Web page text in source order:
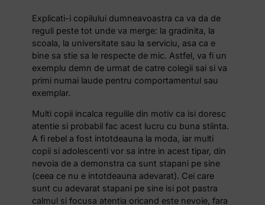
Explicati-i copilului dumneavoastra ca va da de
reguli peste tot unde va merge: la gradinita, la
scoala, la universitate sau la serviciu, asa ca e
bine sa stie sa le respecte de mic. Astfel, va fi un
exemplu demn de urmat de catre colegii sai si va
primi numai laude pentru comportamentul sau
exemplar.
Multi copii incalca regulile din motiv ca isi doresc
atentie si probabil fac acest lucru cu buna stiinta.
A fi rebel a fost intotdeauna la moda, iar multi
copii si adolescenti vor sa intre in acest tipar, din
nevoia de a demonstra ca sunt stapani pe sine
(ceea ce nu e intotdeauna adevarat). Cei care
sunt cu adevarat stapani pe sine isi pot pastra
calmul si focusa atentia oricand este nevoie, fara